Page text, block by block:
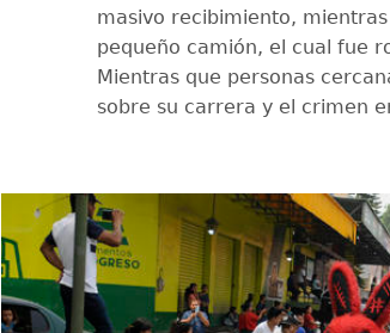
masivo recibimiento,
pequeño camión, el cual fue
Mientras que personas
sobre su carrera y el crimen